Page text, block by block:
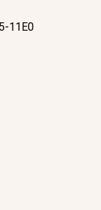
11E0